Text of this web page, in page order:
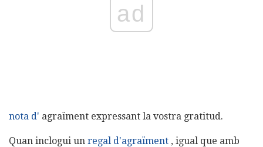
ad
nota d' agraïment expressant la vostra gratitud.
Quan inclogui un regal d'agraïment , igual que amb